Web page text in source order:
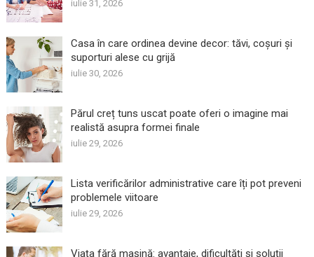
iulie 31, 2026
Casa în care ordinea devine decor: tăvi, coșuri și
suporturi alese cu grijă
iulie 30, 2026
Părul creț tuns uscat poate oferi o imagine mai
realistă asupra formei finale
iulie 29, 2026
Lista verificărilor administrative care îți pot preveni
problemele viitoare
iulie 29, 2026
Viața fără mașină: avantaje, dificultăți și soluții